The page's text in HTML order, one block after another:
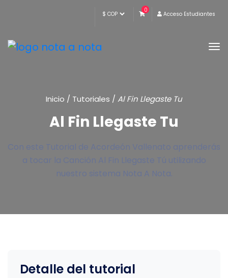
0
Acceso Estudiantes
Inicio / Tutoriales / Al Fin Llegaste Tu
Al Fin Llegaste Tu
Con este Tutorial de Acordeón Vallenato aprenderás
a tocar la Canción Al Fin Llegaste Tú utilizando
nuestro sistema Nota A Nota.
Detalle del tutorial